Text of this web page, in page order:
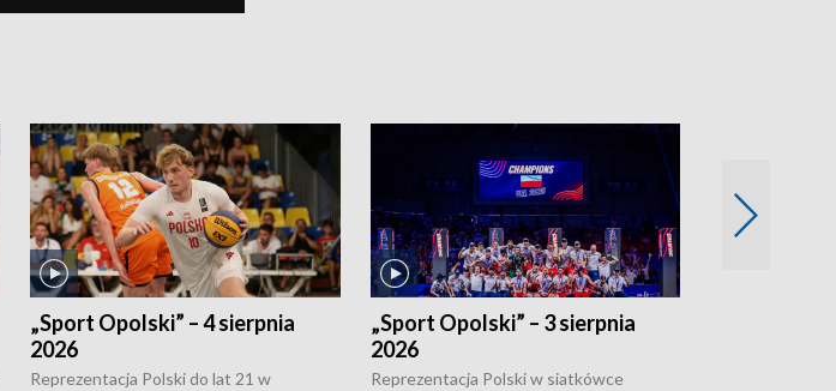
„Sport Opolski” – 4 sierpnia
2026
Reprezentacja Polski do lat 21 w
„Sport Opolski” – 3 sierpnia
2026
Reprezentacja Polski w siatkówce